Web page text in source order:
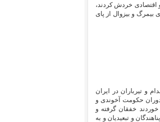
اقتصادی خردش کردند،
و بیزوال از پای
و تیرباران در ایران
حکومت آخوندی و
خفقان گرفته و
و تبعیدیان و به